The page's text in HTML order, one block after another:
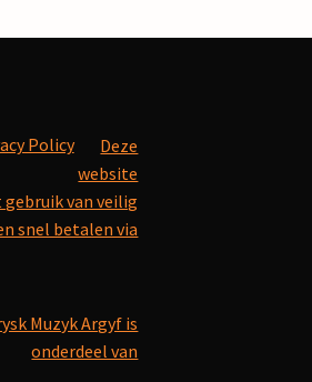
Policy
Deze
website
gebruik van veilig
snel betalen via
Muzyk Argyf is
onderdeel van